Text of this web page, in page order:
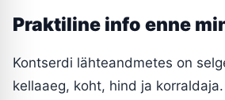
Praktiline info enne
Kontserdi lähteandmetes on
kellaaeg, koht, hind ja